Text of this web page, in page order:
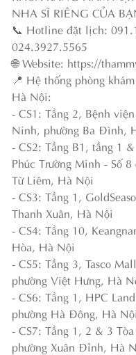
NHA SĨ RIÊNG CỦA
📞 Hotline đặt lịch:
024.3927.5565
🌐 Website: https://
📍 Hệ thống phòng
Hà Nội:
- CS1: Tầng 2, Bệnh
Ninh, phường Ba Đình,
- CS2: Tầng B1, tầng 1
Phúc Trường Minh - Số
Từ Liêm, Hà Nội
- CS3: Tầng 1,
Thanh Xuân, Hà Nội
- CS4: Tầng 10,
Hòa, Hà Nội
- CS5: Tầng 3, Tasco
phường Việt Hưng, Hà
- CS6: Tầng 1, HPC
phường Hà Đông, Hà Nội
- CS7: Tầng 1, 2 & 3
phường Xuân Đỉnh, Hà